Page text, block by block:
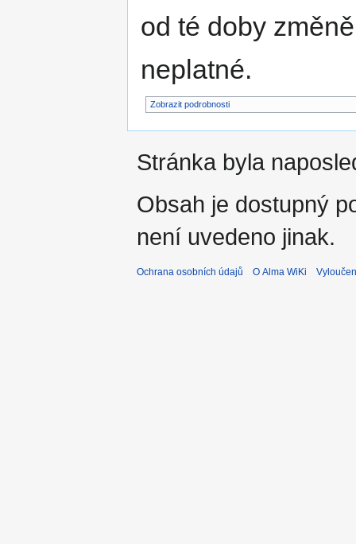
od té doby
neplatné.
Zobrazit podrobnosti
Stránka byla
Obsah je dostupný
není uvedeno jinak.
Ochrana osobních údajů O Alma WiKi